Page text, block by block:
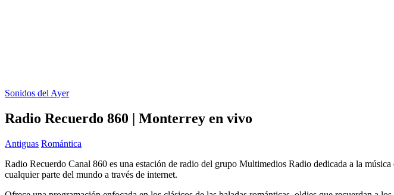
Sonidos del Ayer
Radio Recuerdo 860 | Monterrey en vivo
Antiguas Romántica
Radio Recuerdo Canal 860 es una estación de radio del grupo Multimedios Radio dedicada a la
cualquier parte del mundo a través de internet.